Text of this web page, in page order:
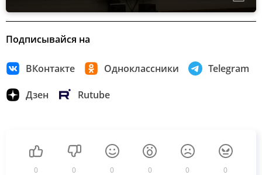
Подписывайся на
ВКонтакте Одноклассники Telegram
Дзен Rutube
0 0 0 0 0 0